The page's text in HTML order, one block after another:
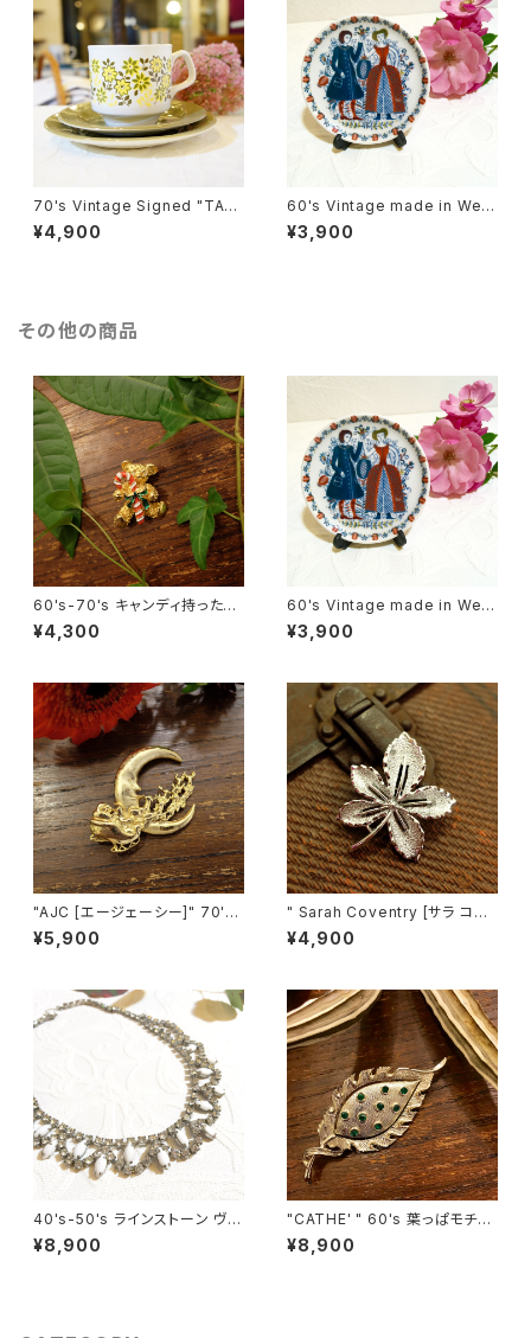
70's Vintage Signed "TAM
S" Floral Cup&Saucer,Plate
Set [CCV-24]
¥4,900
60's Vintage made in West
-Germany Small Trinket Pl
ate [CPV-16]
¥3,900
その他の商品
60's-70's キャンディ持ったテ
ディベア ヴィンテージブローチ
[BV-319]
¥4,300
60's Vintage made in West
-Germany Small Trinket Pl
ate [CPV-16]
¥3,900
"AJC [エージェーシー]" 70's
三日月に向かって走るサンタク
ロースの雪車 ヴィンテージブロ
¥5,900
" Sarah Coventry [サラ コヴ
ェントリー] " 1968年 "Ivy"シリ
ーズ ヴィンテージブローチ [BV
¥4,900
40's-50's ラインストーン ヴィ
¥8,900
"CATHE' " 60's 葉っぱモチー
フ ヴィンテージブローチ [BV-4
01]
¥8,900